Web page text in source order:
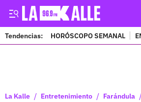
Tendencias: HORÓSCOPO SEMANAL
La Kalle / Entretenimiento / Farándula